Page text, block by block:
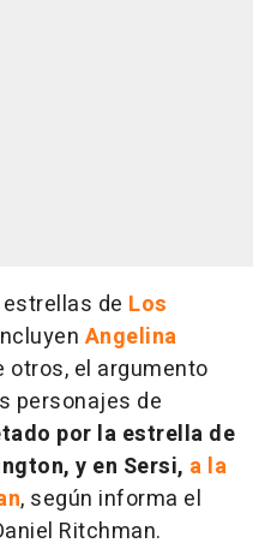
de Los
Angelina
otros, el argumento
personajes de
por la estrella de
y en Sersi, a la
, según informa el
Ritchman.